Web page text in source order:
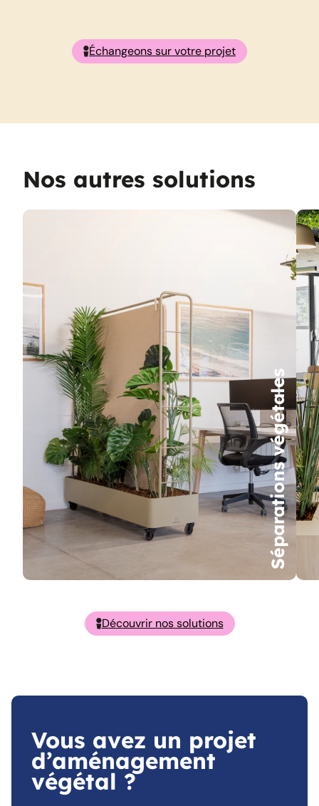
Échangeons sur votre projet
Nos autres solutions
Séparations végétales
Découvrir nos solutions
Vous avez un projet
d’aménagement
végétal ?